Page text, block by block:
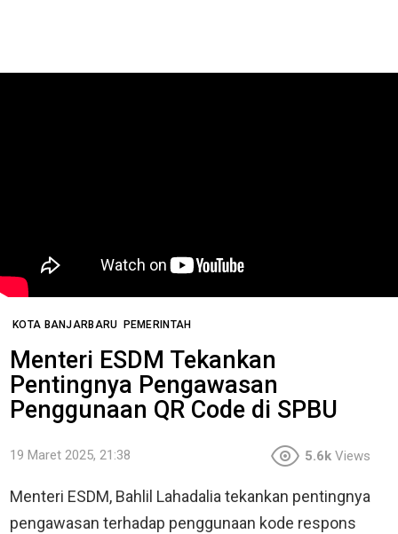
KOTA BANJARBARU PEMERINTAH
Menteri ESDM Tekankan
Pentingnya Pengawasan
Penggunaan QR Code di SPBU
19 Maret 2025, 21:38 5.6k Views
Menteri ESDM, Bahlil Lahadalia tekankan pentingnya
pengawasan terhadap penggunaan kode respons